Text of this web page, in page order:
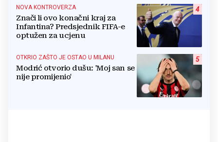
4
NOVA KONTROVERZA
Znači li ovo konačni kraj za
Infantina? Predsjednik FIFA-e
optužen za ucjenu
5
OTKRIO ZAŠTO JE OSTAO U MILANU
Modrić otvorio dušu: 'Moj san se
nije promijenio'